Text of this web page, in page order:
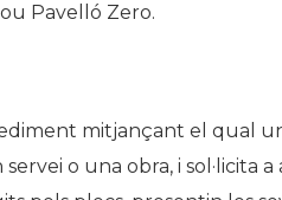
Pavelló Zero.
mitjançant el qual
o una obra, i